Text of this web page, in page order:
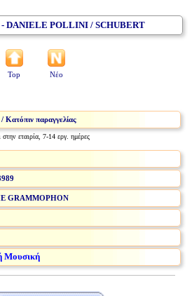
DANIELE POLLINI / SCHUBERT
Top Νέο
Κατόπιν παραγγελίας
εταιρία, 7-14 εργ. ημέρες
GRAMMOPHON
Μουσική